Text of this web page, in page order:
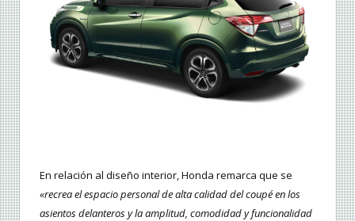
En relación al diseño interior, Honda remarca que se
«recrea el espacio personal de alta calidad del coupé en los
asientos delanteros y la amplitud, comodidad y funcionalidad